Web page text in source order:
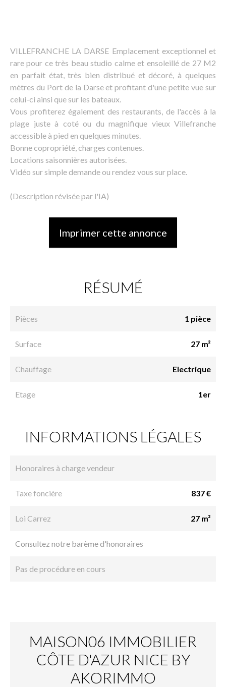
VILLEFRANCHE LA DARSE Emplacement exceptionnel et
rare pour ce très beau studio calme et ensoleillé de 27 M2
en parfait état, très bien distribué et décoré, à quelques
mètres du Port de la Darse et profitant d'une petite vue sur
celui-ci ainsi que sur les bateaux.
Vous profiterez également des restaurants, de l'accès à la
plage juste à coté ou du magnifique vieux Villefranche
accessible à pied en quelques minutes.
Bonne copropriété, charges contenues.
Locations saisonnières autorisées.
Vidéo sur simple demande ou rendez vous sur place.
(Description révisée par l'IA)
Imprimer cette annonce
RÉSUMÉ
Pièces 1 pièce
Surface 27 m²
Chauffage Electrique
Etage 1er
INFORMATIONS LÉGALES
Honoraires à charge vendeur
Taxe foncière 837 €
Loi Carrez 27 m²
Consultez notre barème d'honoraires
Pas de procédure en cours
MAISON06 IMMOBILIER
CÔTE D'AZUR NICE BY
AKORIMMO